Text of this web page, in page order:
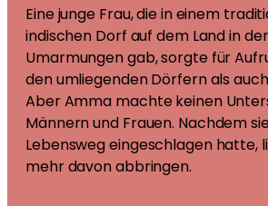
Eine junge Frau, die in einem
indischen Dorf auf dem Land in
Umarmungen gab, sorgte für
den umliegenden Dörfern als
Aber Amma machte keinen
Männern und Frauen. Nachdem
Lebensweg eingeschlagen hatte,
mehr davon abbringen.